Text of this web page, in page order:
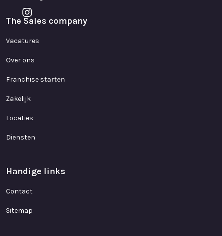
The Sales company
Vacatures
Over ons
Franchise starten
Zakelijk
Locaties
Diensten
Handige links
Contact
Sitemap